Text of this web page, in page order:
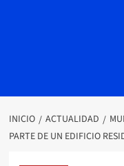
INICIO ACTUALIDAD
PARTE DE UN EDIFICIO